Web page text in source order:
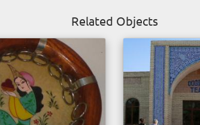
Related Objects